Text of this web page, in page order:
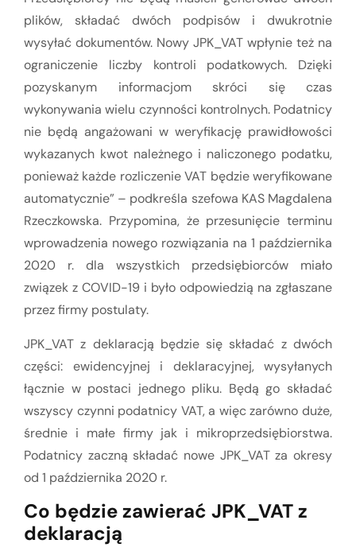
plików, składać dwóch podpisów i dwukrotnie
wysyłać dokumentów. Nowy JPK_VAT wpłynie też na
ograniczenie liczby kontroli podatkowych. Dzięki
pozyskanym informacjom skróci się czas
wykonywania wielu czynności kontrolnych. Podatnicy
nie będą angażowani w weryfikację prawidłowości
wykazanych kwot należnego i naliczonego podatku,
ponieważ każde rozliczenie VAT będzie weryfikowane
automatycznie” – podkreśla szefowa KAS Magdalena
Rzeczkowska. Przypomina, że przesunięcie terminu
wprowadzenia nowego rozwiązania na 1 października
2020 r. dla wszystkich przedsiębiorców miało
związek z COVID-19 i było odpowiedzią na zgłaszane
przez firmy postulaty.
JPK_VAT z deklaracją będzie się składać z dwóch
części: ewidencyjnej i deklaracyjnej, wysyłanych
łącznie w postaci jednego pliku. Będą go składać
wszyscy czynni podatnicy VAT, a więc zarówno duże,
średnie i małe firmy jak i mikroprzedsiębiorstwa.
Podatnicy zaczną składać nowe JPK_VAT za okresy
od 1 października 2020 r.
Co będzie zawierać JPK_VAT z
deklaracją